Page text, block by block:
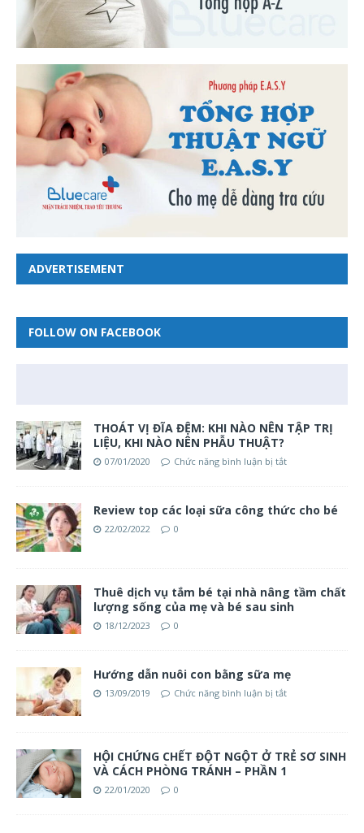
ADVERTISEMENT
FOLLOW ON FACEBOOK
THOÁT VỊ ĐĨA ĐỆM: KHI NÀO NÊN TẬP TRỊ
LIỆU, KHI NÀO NÊN PHẪU THUẬT?
07/01/2020 Chức năng bình luận bị tắt
Review top các loại sữa công thức cho bé
22/02/2022 0
Thuê dịch vụ tắm bé tại nhà nâng tầm chất
lượng sống của mẹ và bé sau sinh
18/12/2023 0
Hướng dẫn nuôi con bằng sữa mẹ
13/09/2019 Chức năng bình luận bị tắt
HỘI CHỨNG CHẾT ĐỘT NGỘT Ở TRẺ SƠ SINH
VÀ CÁCH PHÒNG TRÁNH – PHẦN 1
22/01/2020 0